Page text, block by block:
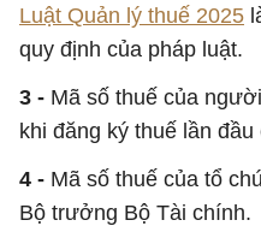
Luật Quản lý thuế 2025
quy định của pháp luật.
3 - Mã số thuế của
khi đăng ký thuế lần
4 - Mã số thuế của tổ
Bộ trưởng Bộ Tài chính.